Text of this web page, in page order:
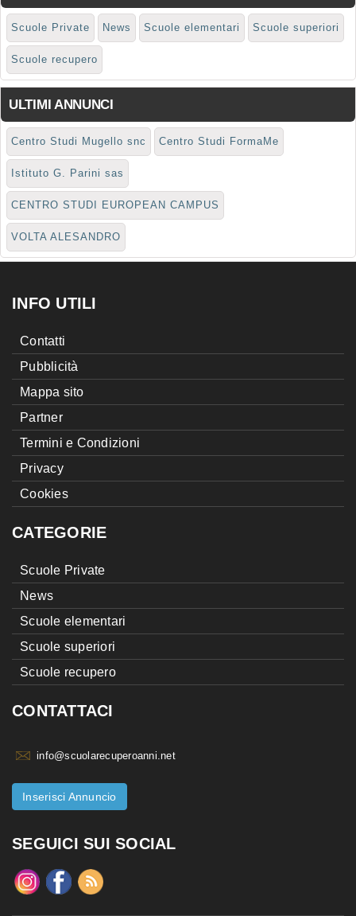
Scuole Private News Scuole elementari Scuole superiori
Scuole recupero
ULTIMI ANNUNCI
Centro Studi Mugello snc Centro Studi FormaMe
Istituto G. Parini sas
CENTRO STUDI EUROPEAN CAMPUS
VOLTA ALESANDRO
INFO UTILI
Contatti
Pubblicità
Mappa sito
Partner
Termini e Condizioni
Privacy
Cookies
CATEGORIE
Scuole Private
News
Scuole elementari
Scuole superiori
Scuole recupero
CONTATTACI
info@scuolarecuperoanni.net
Inserisci Annuncio
SEGUICI SUI SOCIAL